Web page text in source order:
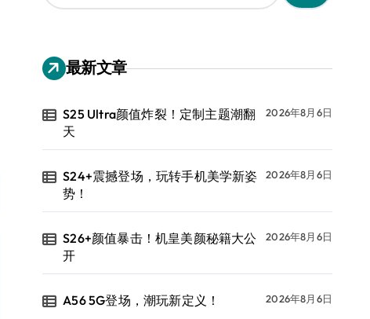
：
最新文章
S25 Ultra颜值炸裂！定制主题潮翻
天
2026年8月6日
S24+震撼登场，玩转手机美学新姿
势！
2026年8月6日
S26+颜值暴击！机皇美颜秘籍大公
开
2026年8月6日
A56 5G登场，潮玩新定义！ 2026年8月6日